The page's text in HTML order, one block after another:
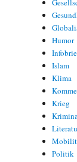
Humor
Islam
Klima
Krieg
Politik